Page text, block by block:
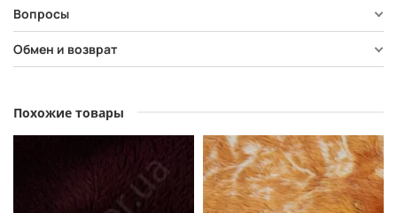
Вопросы
Обмен и возврат
Похожие товары